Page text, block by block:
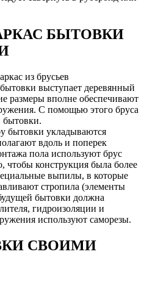
БЫТОВКИ
из брусьев
выступает деревянный
размеры вполне обеспечивают
С помощью этого бруса
бытовки.
бытовки укладываются
вдоль и поперек
пола используют брус
чтобы конструкция была более
выпилы, в которые
стропила (элементы
бытовки должна
гидроизоляции и
используют саморезы.
СВОИМИ